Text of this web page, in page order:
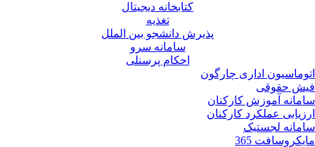
کتابخانه دیجیتال
تغذیه
پذیرش دانشجو بین الملل
سامانه سرو
احکام پرسنلی
اداری چارگون
حقوقی
آموزش کارکنان
عملکرد کارکنان
لجستیک
365